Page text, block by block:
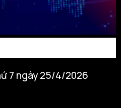
7 ngày 25/4/2026